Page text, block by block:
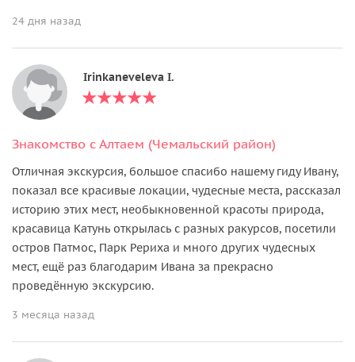
24 дня назад
Irinkaneveleva I.
Знакомство с Алтаем (Чемальский район)
Отличная экскурсия, большое спасибо нашему гиду Ивану,
показал все красивые локации, чудесные места, рассказал
историю этих мест, необыкновенной красоты природа,
красавица Катунь открылась с разных ракурсов, посетили
остров Патмос, Парк Рериха и много других чудесных
мест, ещё раз благодарим Ивана за прекрасно
проведённую экскурсию.
3 месяца назад